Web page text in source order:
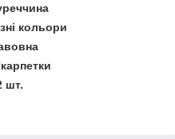
кольори
шт.